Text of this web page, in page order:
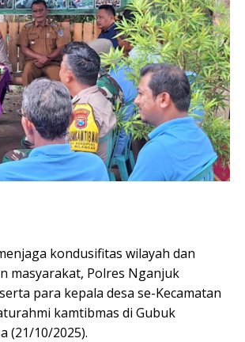
kondusifitas wilayah dan
masyarakat, Polres Nganjuk
para kepala desa se-Kecamatan
kamtibmas di Gubuk
(21/10/2025).